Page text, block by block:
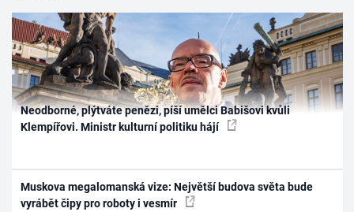
Neodborné, plýtváte penězi, píší umělci Babišovi kvůli
Klempířovi. Ministr kulturní politiku hájí
Muskova megalomanská vize: Největší budova světa bude
vyrábět čipy pro roboty i vesmír